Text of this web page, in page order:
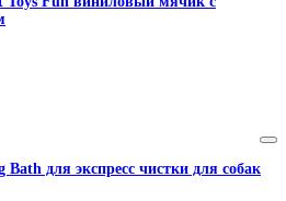
Bath для экспресс чистки для собак